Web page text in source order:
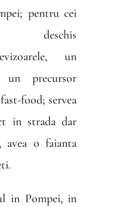
pentru cei
un
un precursor
food; servea
in strada dar
avea o faianta
in Pompei, in